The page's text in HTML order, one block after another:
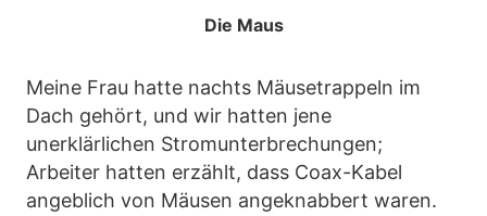
Die Maus
Meine Frau hatte nachts Mäusetrappeln im
Dach gehört, und wir hatten jene
unerklärlichen Stromunterbrechungen;
Arbeiter hatten erzählt, dass Coax-Kabel
angeblich von Mäusen angeknabbert waren.